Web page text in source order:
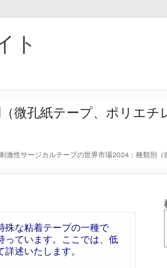
ト
微孔紙テープ、ポリエ
激性サージカルテープの世界市場2024：種類別
殊な粘着テープの一種で
っています。ここでは、低
述いたします。